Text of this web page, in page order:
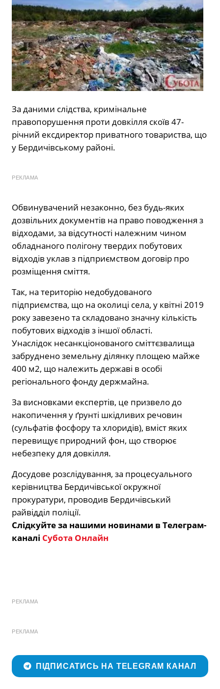
За даними слідства, кримінальне
правопорушення проти довкілля скоїв 47-
річний ексдиректор приватного товариства, що
у Бердичівському районі.
РЕКЛАМА
Обвинувачений незаконно, без будь-яких
дозвільних документів на право поводження з
відходами, за відсутності належним чином
обладнаного полігону твердих побутових
відходів уклав з підприємством договір про
розміщення сміття.
Так, на територію недобудованого
підприємства, що на околиці села, у квітні 2019
року завезено та складовано значну кількість
побутових відходів з іншої області.
Унаслідок несанкціонованого сміттєзвалища
забруднено земельну ділянку площею майже
400 м2, що належить державі в особі
регіонального фонду держмайна.
За висновками експертів, це призвело до
накопичення у ґрунті шкідливих речовин
(сульфатів фосфору та хлоридів), вміст яких
перевищує природний фон, що створює
небезпеку для довкілля.
Досудове розслідування, за процесуального
керівництва Бердичівської окружної
прокуратури, проводив Бердичівський
райвідділ поліції.
Слідкуйте за нашими новинами в Телеграм-
каналі Субота Онлайн
РЕКЛАМА
РЕКЛАМА
ПІДПИСАТИСЬ НА TELEGRAM КАНАЛ